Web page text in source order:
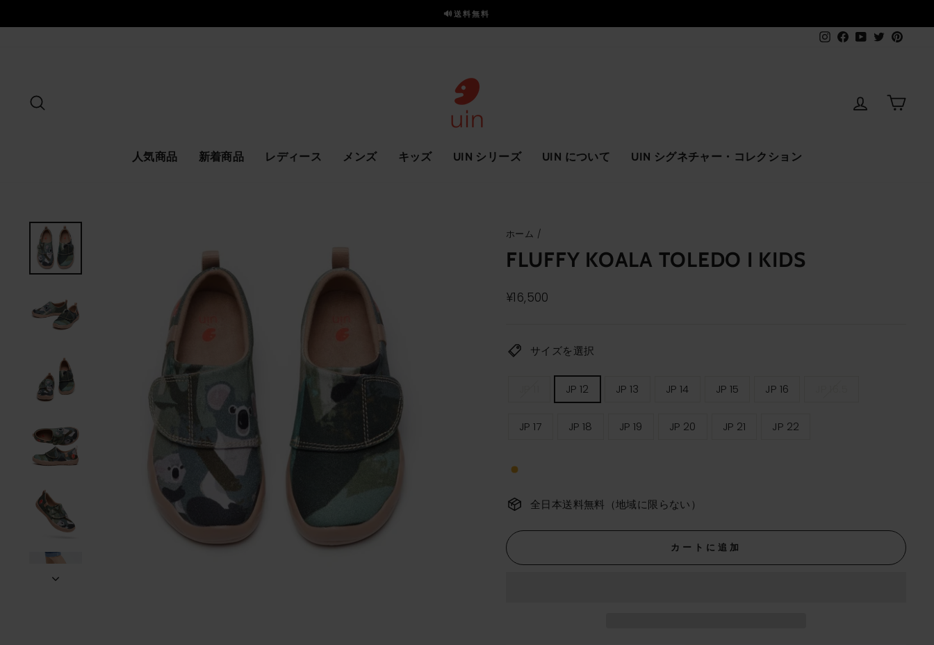
ス
一
時
止
🔊送料無料
Instagram
Facebook
YouTube
Twitter
ログインす
カー
人気商品 新着商品 レディース メンズ キッズ UIN シリーズ UIN について UIN シグネチャー・コレクション
ホーム /
FLUFFY KOALA TOLEDO I KIDS
通
格
¥16,500
サイズを選択
JP 12 JP 13 JP 14 JP 15 JP 16
JP 17 JP 18 JP 19 JP 20 JP 21 JP 22
全日本送料無料（地域に限らない）
カートに追加